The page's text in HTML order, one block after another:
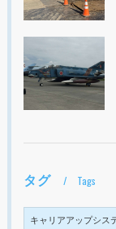
タグ Tags
キャリアアップシス